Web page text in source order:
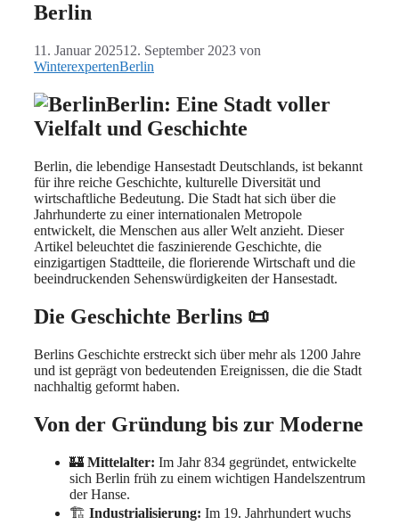
Berlin
11. Januar 202512. September 2023 von
WinterexpertenBerlin
Berlin: Eine Stadt voller
Vielfalt und Geschichte
Berlin, die lebendige Hansestadt Deutschlands, ist bekannt
für ihre reiche Geschichte, kulturelle Diversität und
wirtschaftliche Bedeutung. Die Stadt hat sich über die
Jahrhunderte zu einer internationalen Metropole
entwickelt, die Menschen aus aller Welt anzieht. Dieser
Artikel beleuchtet die faszinierende Geschichte, die
einzigartigen Stadtteile, die florierende Wirtschaft und die
beeindruckenden Sehenswürdigkeiten der Hansestadt.
Die Geschichte Berlins 📜
Berlins Geschichte erstreckt sich über mehr als 1200 Jahre
und ist geprägt von bedeutenden Ereignissen, die die Stadt
nachhaltig geformt haben.
Von der Gründung bis zur Moderne
🏰 Mittelalter: Im Jahr 834 gegründet, entwickelte
sich Berlin früh zu einem wichtigen Handelszentrum
der Hanse.
🏗️ Industrialisierung: Im 19. Jahrhundert wuchs